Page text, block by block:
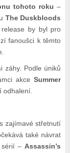
tohoto roku –
The Duskbloods
release by byl pro
fanoušci k těmto
záhy. Podle úniků
akceSummer
odhalení.
zajímavé střetnutí
také návrat
sérií – Assassin’s